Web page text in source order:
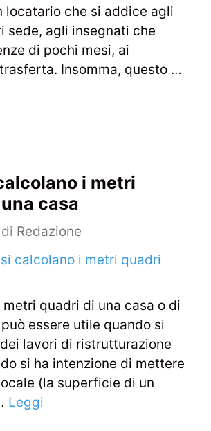
locatario che si addice agli
sede, agli insegnati che
di pochi mesi, ai
Insomma, questo …
i metri
casa
di Redazione
quadri di una casa o di
essere utile quando si
lavori di ristrutturazione
si ha intenzione di mettere
(la superficie di un
Leggi